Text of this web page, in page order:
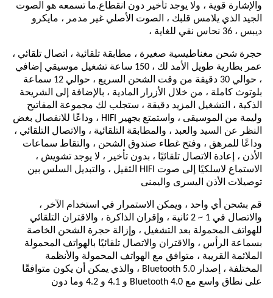
والإشارة قوية ، ولا يوجد تأخير دون انقطاع.ما تسمعه هو الصوت
الجيد الذي يلامس قلبك ، الصوت الأصلي غير مدمر ، مايكرو
ديبس ، 36 نحاس نقي للغاية ،
حجرة شحن مغناطيسية صغيرة ، مطابقة تلقائية ، اتصال تلقائي ،
عمر بطارية طويل الأمد لك ، 150 ساعة تشغيل موسيقي إضافي
، حوالي 30 دقيقة من وقت الشحن السريع ، حوالي 12 سماعة
بلوتوث كاملة ، من خلال الأزرار المادية ، بالإضافة إلى الشريحة
الذكية ، التشغيل المزيد دقيقة ، ستجلب لك مجموعة المفاتيح
وليمة من الموسيقى ، واستمتع بجهير HIFI ، وداعًا للانفصال بغض
النظر عن السيد والعبد ، والمطابقة التلقائية ، والاتصال التلقائي ،
وداعًا للمرهق ، وفتح غطاء صندوق الشحن ، والتقاط سماعات
الأذن ، إعادة الاتصال تلقائيًا ، بدون تأخير ، لا يوجد تشويش ،
الاستماع لاسلكيًا إلى صوت HIFI الثقيل ، والتبديل السلس بين
توصيلات الأذن اليسرى واليمنى
قم بشحن أي واحد ، ويمكن الاستمرار في استخدام الآخر ،
والاتصال في 1 ~ 2 ثانية ، وإقران الذاكرة ، والاقتران التلقائي
للهواتف المحمولة بعد التشغيل ، وإزالة حجرة الشحن الخاصة
بسماعة الرأس ، والاقتران والاتصال تلقائيًا بالهواتف المحمولة
الملائمة القريبة ، متوافق مع الهواتف المحمولة والأنظمة
المختلفة ، إصدار Bluetooth 5.0 ، والذي يمكن أن يكون متوافقًا
على نطاق واسع مع Bluetooth 4.0 و 4.1 و 4.2 وما دون